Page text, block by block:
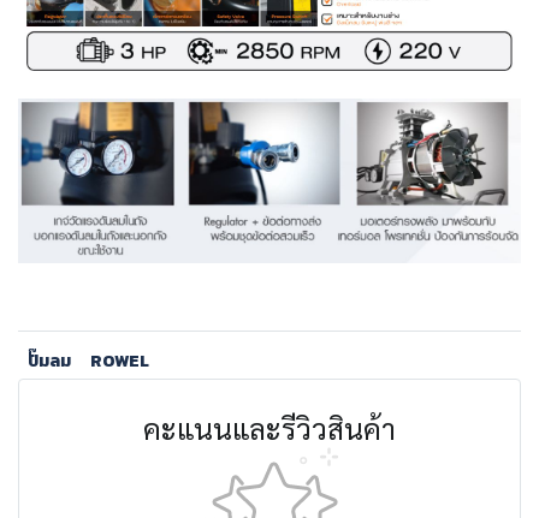
ปั๊มลม ROWEL
คะแนนและรีวิวสินค้า